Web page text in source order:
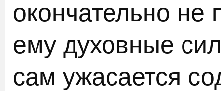
окончательно не
ему духовные
сам ужасается